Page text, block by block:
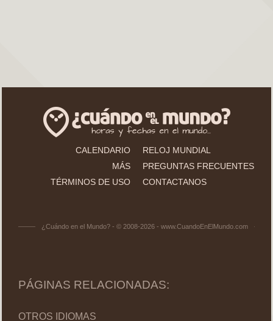
CALENDARIO
RELOJ MUNDIAL
MÁS
PREGUNTAS FRECUENTES
TÉRMINOS DE USO
CONTACTANOS
¿Cuándo en el Mundo? - © 2008-2026 - www.CuandoEnElMundo.com
PÁGINAS RELACIONADAS:
OTROS IDIOMAS